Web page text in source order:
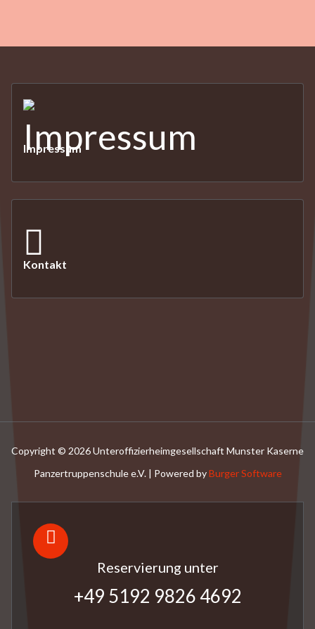
Impressum
Kontakt
Copyright © 2026 Unteroffizierheimgesellschaft Munster Kaserne
Panzertruppenschule e.V. | Powered byBurger Software
Reservierung unter
+49 5192 9826 4692